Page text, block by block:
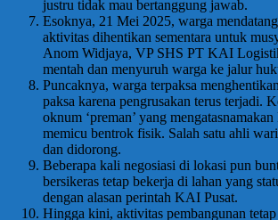
justru tidak mau bertanggung jawab.
Esoknya, 21 Mei 2025, warga
aktivitas dihentikan sementara untuk
Anom Widjaya, VP SHS PT KAI
mentah dan menyuruh warga ke jalur
Puncaknya, warga terpaksa
paksa karena pengrusakan terus terjadi.
oknum ‘preman’ yang
memicu bentrok fisik. Salah satu ahli
dan didorong.
Beberapa kali negosiasi di lokasi pun
bersikeras tetap bekerja di lahan yang
dengan alasan perintah KAI Pusat.
Hingga kini, aktivitas pembangunan